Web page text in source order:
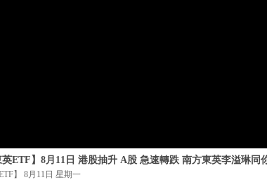
英ETF】8月11日 港股抽升 A股 急速轉跌 南方東英李溢琳同
】 8月11日 星期一